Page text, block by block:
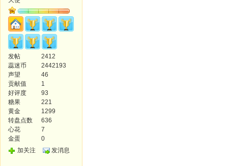
发帖
2412
蕊迷币
2442193
声望
46
贡献值
1
好评度
93
糖果
221
黄金
1299
转盘点数
636
心花
7
金蛋
0
加关注
发消息